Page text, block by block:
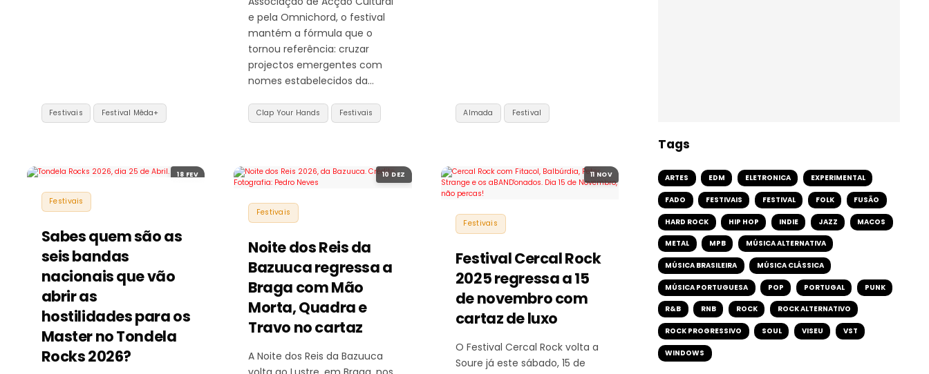
Festivais Festival Mêda+
e pela Omnichord, o festival
mantém a fórmula que o
tornou referência: cruzar
projectos emergentes com
nomes estabelecidos da…
Clap Your Hands Festivais Almada Festival
18 FEV
Festivais
Sabes quem são as
seis bandas
nacionais que vão
abrir as
hostilidades para os
Master no Tondela
Rocks 2026?
10 DEZ
Festivais
Noite dos Reis da
Bazuuca regressa a
Braga com Mão
Morta, Quadra e
Travo no cartaz
A Noite dos Reis da Bazuuca
11 NOV
Festivais
Festival Cercal Rock
2025 regressa a 15
de novembro com
cartaz de luxo
O Festival Cercal Rock volta a
Soure já este sábado, 15 de
Tags
ARTES EDM ELETRONICA EXPERIMENTAL
FADO FESTIVAIS FESTIVAL FOLK FUSÃO
HARD ROCK HIP HOP INDIE JAZZ MACOS
METAL MPB MÚSICA ALTERNATIVA
MÚSICA BRASILEIRA MÚSICA CLÁSSICA
MÚSICA PORTUGUESA POP PORTUGAL PUNK
R&B RNB ROCK ROCK ALTERNATIVO
ROCK PROGRESSIVO SOUL VISEU VST
WINDOWS